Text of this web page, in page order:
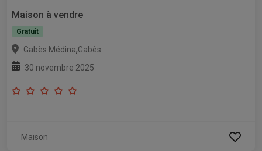
Maison à vendre
Gratuit
Gabès Médina,Gabès
30 novembre 2025
Maison